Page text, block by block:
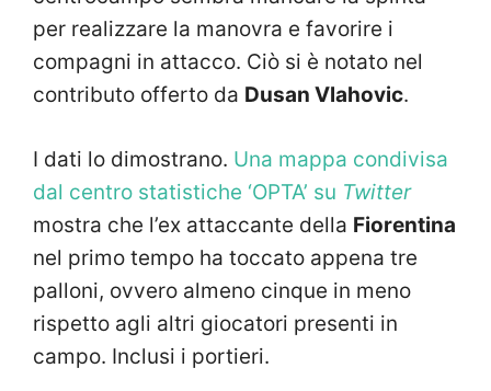
per realizzare la manovra e favorire i
compagni in attacco. Ciò si è notato nel
contributo offerto da Dusan Vlahovic.
I dati lo dimostrano. Una mappa condivisa
dal centro statistiche ‘OPTA’ su Twitter
mostra che l’ex attaccante della Fiorentina
nel primo tempo ha toccato appena tre
palloni, ovvero almeno cinque in meno
rispetto agli altri giocatori presenti in
campo. Inclusi i portieri.